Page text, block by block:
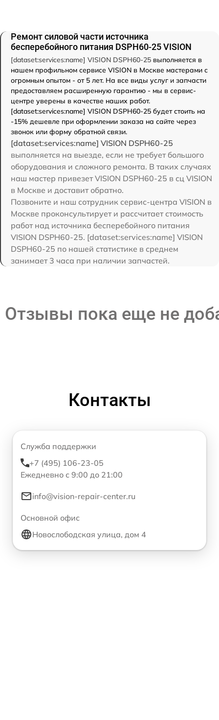
Ремонт силовой части источника
бесперебойного питания DSPH60-25 VISION
[dataset:services:name] VISION DSPH60-25 выполняется в
нашем профильном сервисе VISION в Москве мастерами с
огромным опытом - от 5 лет. На все виды услуг и запчасти
предоставляем расширенную гарантию - мы в сервис-
центре уверены в качестве наших работ.
[dataset:services:name] VISION DSPH60-25 будет стоить на
-15% дешевле при оформлении заказа на сайте через
звонок или форму обратной связи.
[dataset:services:name] VISION DSPH60-25
выполняется на выезде, если не требует большого
оборудования и сложного ремонта. В таких случаях
наш мастер привезет VISION DSPH60-25 в сц VISION
в Москве и доставит обратно.
Позвоните и наш сотрудник сервис-центра VISION в
Москве проконсультирует и рассчитает стоимость
работ над источника бесперебойного питания
VISION DSPH60-25. [dataset:services:name] VISION
DSPH60-25 по нашей статистике в среднем
занимает 3 часа при наличии запчастей.
Отзывы пока еще не
Контакты
Служба поддержки
+7 (495) 106-23-05
Ежедневно с 9:00 до 21:00
info@vision-repair-center.ru
Основной офис
Новослободская улица, дом 4